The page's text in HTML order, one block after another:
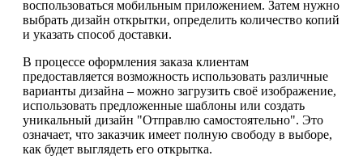
воспользоваться мобильным приложением. Затем нужно
выбрать дизайн открытки, определить количество копий
и указать способ доставки.
В процессе оформления заказа клиентам
предоставляется возможность использовать различные
варианты дизайна – можно загрузить своё изображение,
использовать предложенные шаблоны или создать
уникальный дизайн "Отправлю самостоятельно". Это
означает, что заказчик имеет полную свободу в выборе,
как будет выглядеть его открытка.